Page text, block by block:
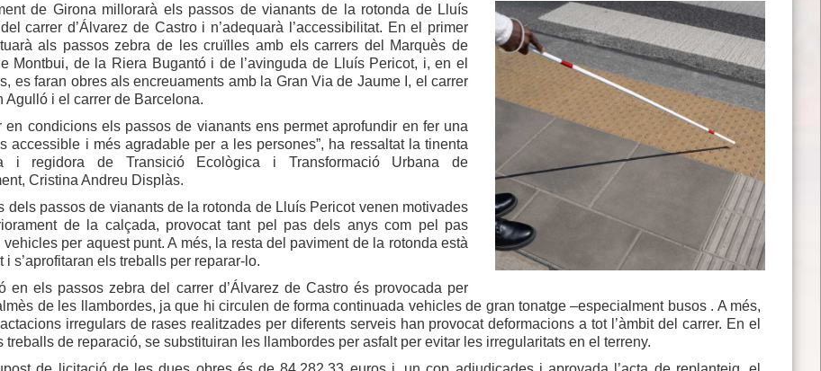
de Girona millorarà els passos de vianants de la rotonda de Lluís
carrer d’Álvarez de Castro i n’adequarà l’accessibilitat. En el primer
als passos zebra de les cruïlles amb els carrers del Marquès de
Montbui, de la Riera Bugantó i de l’avinguda de Lluís Pericot, i, en el
es faran obres als encreuaments amb la Gran Via de Jaume I, el carrer
Agulló i el carrer de Barcelona.
en condicions els passos de vianants ens permet aprofundir en fer una
accessible i més agradable per a les persones”, ha ressaltat la tinenta
i regidora de Transició Ecològica i Transformació Urbana de
Cristina Andreu Displàs.
dels passos de vianants de la rotonda de Lluís Pericot venen motivades
de la calçada, provocat tant pel pas dels anys com pel pas
vehicles per aquest punt. A més, la resta del paviment de la rotonda està
i s’aprofitaran els treballs per reparar-lo.
en els passos zebra del carrer d’Álvarez de Castro és provocada per
de les llambordes, ja que hi circulen de forma continuada vehicles de gran tonatge –especialment busos . A més,
irregulars de rases realitzades per diferents serveis han provocat deformacions a tot l’àmbit del carrer. En el
treballs de reparació, se substituiran les llambordes per asfalt per evitar les irregularitats en el terreny.